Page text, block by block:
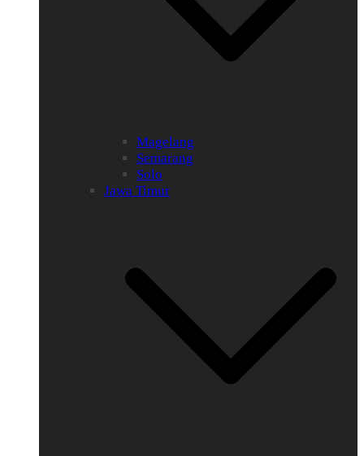
Magelang
Semarang
Solo
Jawa Timur